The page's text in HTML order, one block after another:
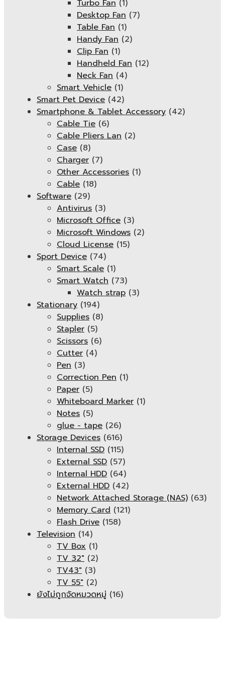
Turbo Fan (1)
Desktop Fan (7)
Table Fan (1)
Handy Fan (2)
Clip Fan (1)
Handheld Fan (12)
Neck Fan (4)
Smart Vehicle (1)
Smart Pet Device (42)
Smartphone & Tablet Accessory (42)
Cable Tie (6)
Cable Pliers Lan (2)
Case (8)
Charger (7)
Other Accessories (1)
Cable (18)
Software (29)
Antivirus (3)
Microsoft Office (3)
Microsoft Windows (2)
Cloud License (15)
Sport Device (74)
Smart Scale (1)
Smart Watch (73)
Watch strap (3)
Stationary (194)
Supplies (8)
Stapler (5)
Scissors (6)
Cutter (4)
Pen (3)
Correction Pen (1)
Paper (5)
Whiteboard Marker (1)
Notes (5)
glue - tape (26)
Storage Devices (616)
Internal SSD (115)
External SSD (57)
Internal HDD (64)
External HDD (42)
Network Attached Storage (NAS) (63)
Memory Card (121)
Flash Drive (158)
Television (14)
TV Box (1)
TV 32" (2)
TV43" (3)
TV 55" (2)
ยังไม่ถูกจัดหมวดหมู่ (16)